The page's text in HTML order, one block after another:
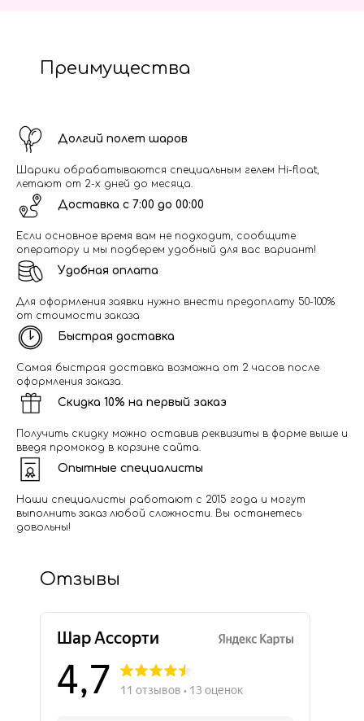
Преимущества
Долгий полет шаров
Шарики обрабатываются специальным гелем Hi-float,
летают от 2-х дней до месяца.
Доставка с 7:00 до 00:00
Если основное время вам не подходит, сообщите
оператору и мы подберем удобный для вас вариант!
Удобная оплата
Для оформления заявки нужно внести предоплату 50-100%
от стоимости заказа
Быстрая доставка
Самая быстрая доставка возможна от 2 часов после
оформления заказа.
Скидка 10% на первый заказ
Получить скидку можно оставив реквизиты в форме выше и
введя промокод в корзине сайта.
Опытные специалисты
Наши специалисты работают с 2015 года и могут
выполнить заказ любой сложности. Вы останетесь
довольны!
Отзывы